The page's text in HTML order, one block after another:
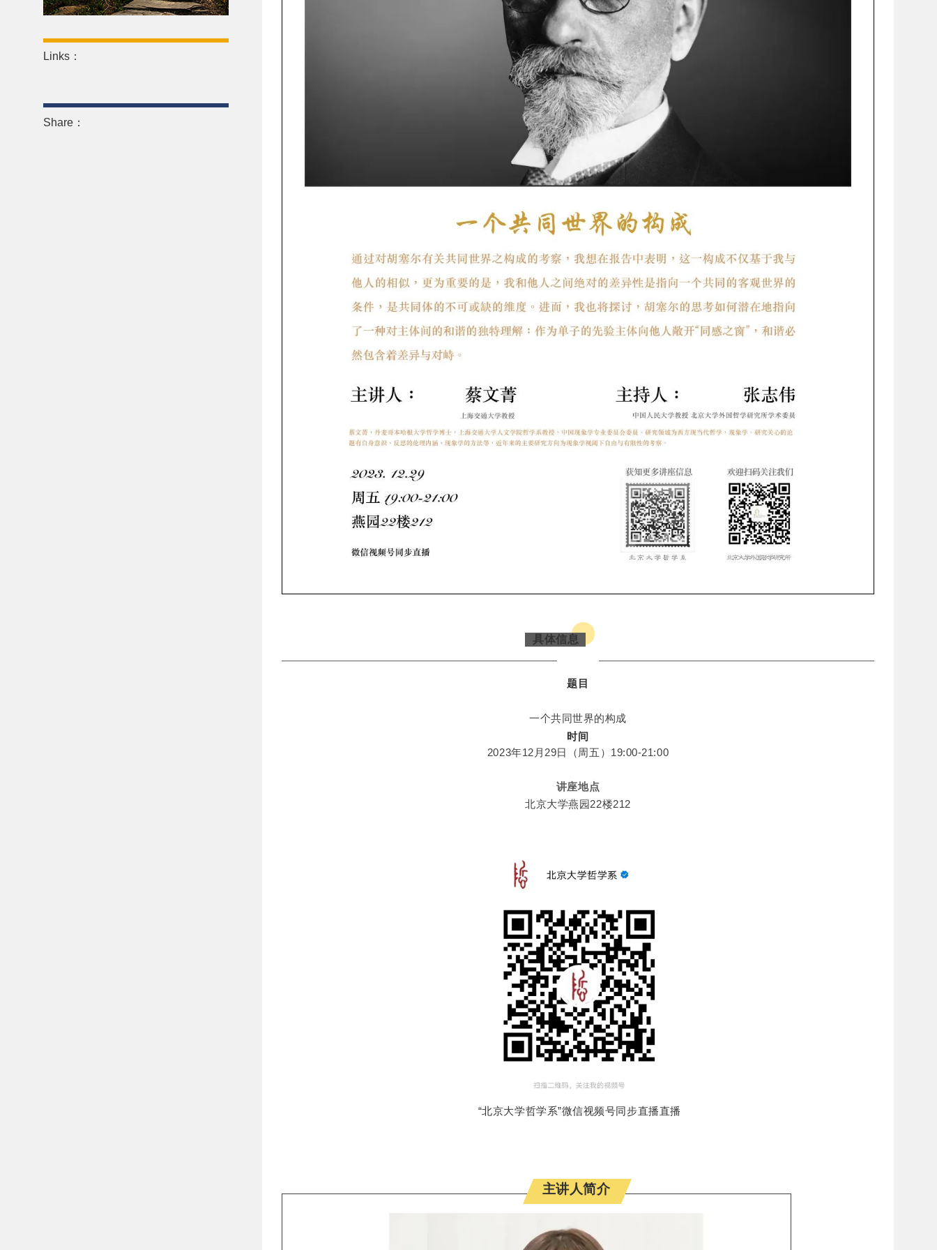
Links：
Share：
具体信息
题目
一个共同世界的构成
时间
2023年12月29日（ 周五）19:00-21:00
讲座地点
北京大学燕园22楼212
“北京大学哲学系”微信视频号同步直播直播
主讲人简介es